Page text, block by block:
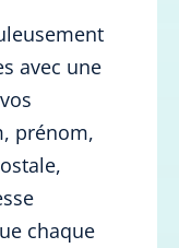
avec une
prénom,
chaque